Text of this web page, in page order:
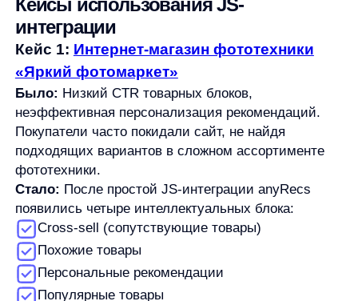
Было:Высокая доля запросов с нулевой выдачей
товаров, низкая конверсия, сложности с поиском
в специфическом ассортименте сантехники.
После JS-интеграции anyQuery и anyRecs
появились:
Интеллектуальный поиск с исправлением
опечаток, транслитерации и подбором
Блок персональных рекомендаций «Специально
для вас»
Блок «Похожие товары» на страницах
продуктов
Результаты:
Увеличение выручки из поиска на 70%
Конверсия из поиска выросла в 2 раза
Клики на рекомендации составляют 10%
от общего числа
Доля нулевых запросов уменьшилась на 30%